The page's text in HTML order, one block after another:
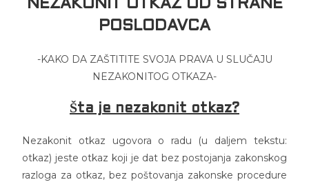
NEZAKONIT OTKAZ OD STRANE
POSLODAVCA
-KAKO DA ZAŠTITITE SVOJA PRAVA U SLUČAJU
NEZAKONITOG OTKAZA-
Šta je nezakonit otkaz?
Nezakonit otkaz ugovora o radu (u daljem tekstu:
otkaz) jeste otkaz koji je dat bez postojanja zakonskog
razloga za otkaz, bez poštovanja zakonske procedure